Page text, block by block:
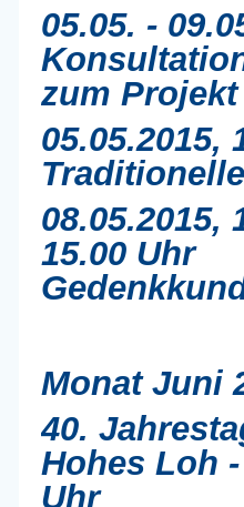
05.05. -
zum
05.05.2015,
08.05.2015,
15.00 Uhr
Monat Juni
40.
Hohes Loh -
Uhr